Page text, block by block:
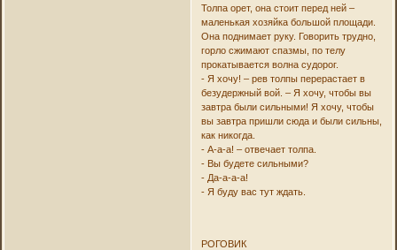
Толпа орет, она стоит перед ней –
маленькая хозяйка большой площади.
Она поднимает руку. Говорить трудно,
горло сжимают спазмы, по телу
прокатывается волна судорог.
- Я хочу! – рев толпы перерастает в
безудержный вой. – Я хочу, чтобы вы
завтра были сильными! Я хочу, чтобы
вы завтра пришли сюда и были сильны,
как никогда.
- А-а-а! – отвечает толпа.
- Вы будете сильными?
- Да-а-а-а!
- Я буду вас тут ждать.
РОГОВИК